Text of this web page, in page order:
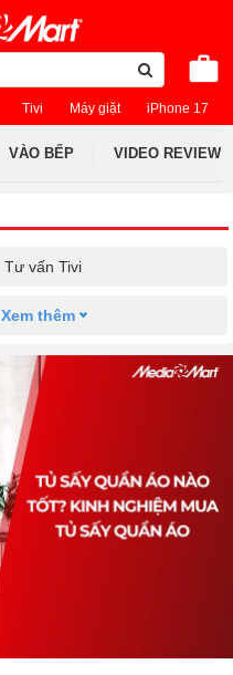
Tivi Máy giặt iPhone 17
VÀO BẾP VIDEO REVIEW
Tư vấn Tivi
Xem thêm